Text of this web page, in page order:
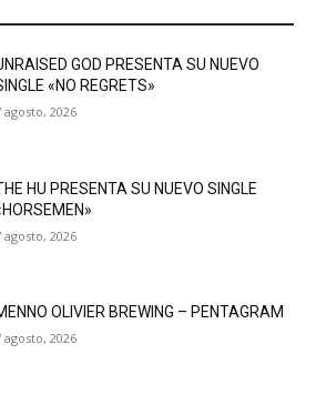
GOD PRESENTA SU NUEVO
«NO REGRETS»
agosto, 2026
HU PRESENTA SU NUEVO SINGLE
agosto, 2026
OLIVIER BREWING – PENTAGRAM
agosto, 2026